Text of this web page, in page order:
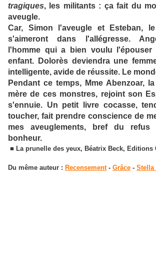
tragiques, les militants : ça fait du
aveugle.
Car, Simon l'aveugle et Esteban,
s'aimeront dans l'allégresse.
l'homme qui a bien voulu l'épouser
enfant. Dolorès deviendra une
intelligente, avide de réussite. Le
Pendant ce temps, Mme Abenzoar,
mère de ces monstres, rejoint son
s'ennuie. Un petit livre cocasse,
toucher, fait prendre conscience de
mes aveuglements, bref du refus
bonheur.
■ La prunelle des yeux, Béatrix Beck, Editions
Du même auteur : Recensement- Grâce - Stella